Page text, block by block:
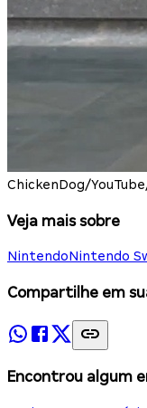
ChickenDog/
Veja mais sobre
NintendoNintendo
Compartilhe em
Encontrou algum